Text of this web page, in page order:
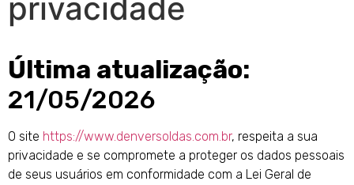
privacidade
Última atualização:
21/05/2026
O site https://www.denversoldas.com.br, respeita a sua
privacidade e se compromete a proteger os dados pessoais
de seus usuários em conformidade com a Lei Geral de